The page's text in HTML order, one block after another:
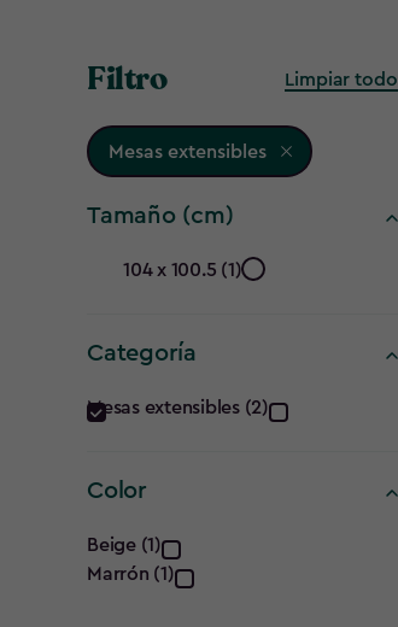
Filtro Limpiar todo
Mesas extensibles
Tamaño (cm)
Tamaño
(cm)
filter
104 x 100.5 (1)
Categoría
Categoría
filter
Mesas extensibles (2)
Color
Color
filter
Beige (1)
Marrón (1)